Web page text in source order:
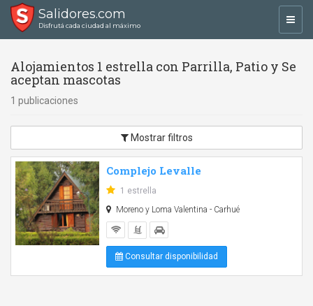
Salidores.com
Disfrutá cada ciudad al máximo
Alojamientos 1 estrella con Parrilla, Patio y Se
aceptan mascotas
1 publicaciones
Mostrar filtros
Complejo Levalle
1 estrella
Moreno y Loma Valentina - Carhué
Consultar disponibilidad